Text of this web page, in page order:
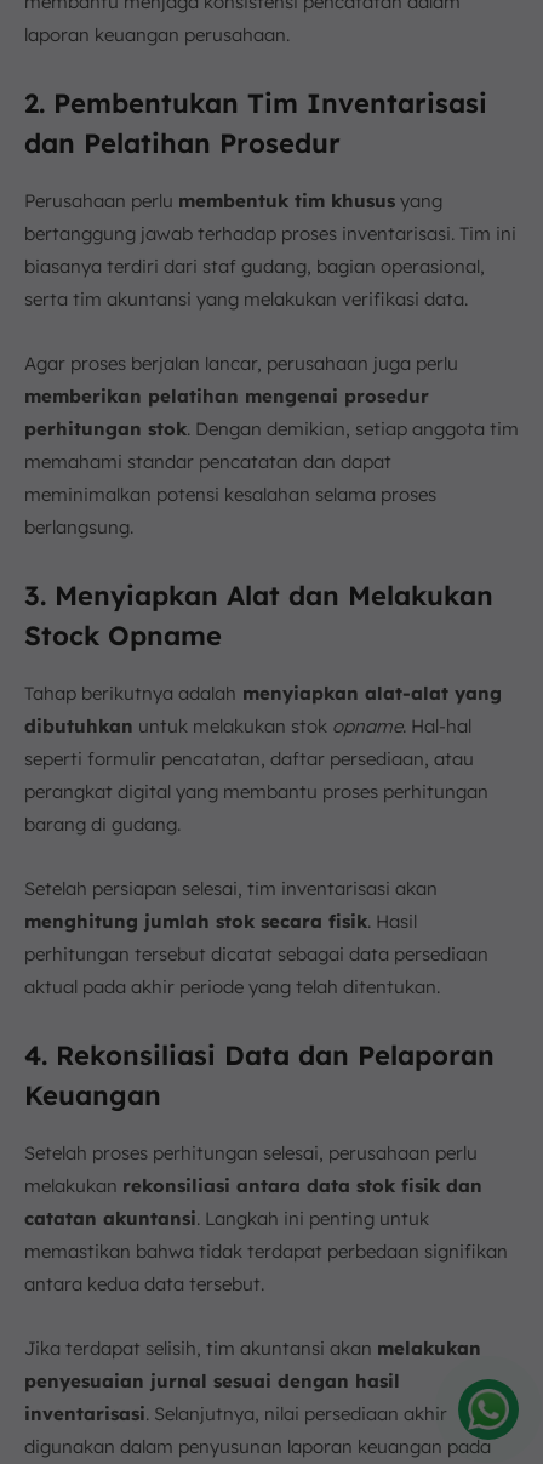
laporan keuangan perusahaan.
2. Pembentukan Tim Inventarisasi
dan Pelatihan Prosedur
Perusahaan perlu membentuk tim khusus yang
bertanggung jawab terhadap proses inventarisasi. Tim ini
biasanya terdiri dari staf gudang, bagian operasional,
serta tim akuntansi yang melakukan verifikasi data.
Agar proses berjalan lancar, perusahaan juga perlu
memberikan pelatihan mengenai prosedur
perhitungan stok. Dengan demikian, setiap anggota tim
memahami standar pencatatan dan dapat
meminimalkan potensi kesalahan selama proses
berlangsung.
3. Menyiapkan Alat dan Melakukan
Stock Opname
Tahap berikutnya adalah menyiapkan alat-alat yang
dibutuhkan untuk melakukan stok opname. Hal-hal
seperti formulir pencatatan, daftar persediaan, atau
perangkat digital yang membantu proses perhitungan
barang di gudang.
Setelah persiapan selesai, tim inventarisasi akan
menghitung jumlah stok secara fisik. Hasil
perhitungan tersebut dicatat sebagai data persediaan
aktual pada akhir periode yang telah ditentukan.
4. Rekonsiliasi Data dan Pelaporan
Keuangan
Setelah proses perhitungan selesai, perusahaan perlu
melakukan rekonsiliasi antara data stok fisik dan
catatan akuntansi. Langkah ini penting untuk
memastikan bahwa tidak terdapat perbedaan signifikan
antara kedua data tersebut.
Jika terdapat selisih, tim akuntansi akan melakukan
penyesuaian jurnal sesuai dengan hasil
inventarisasi. Selanjutnya, nilai persediaan akhir
digunakan dalam penyusunan laporan keuangan padaAmelia